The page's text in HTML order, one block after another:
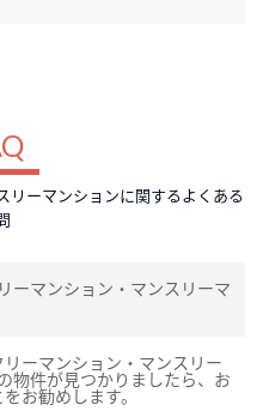
リーマンションに関するよくある
ーマンション・マンスリーマ
ーマンション・マンスリー
物件が見つかりましたら、お
お勧めします。